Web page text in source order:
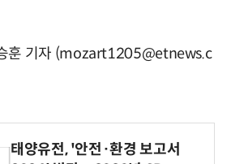
훈 기자 (mozart1205@etnews.c
태양유전, '안전·환경 보고서